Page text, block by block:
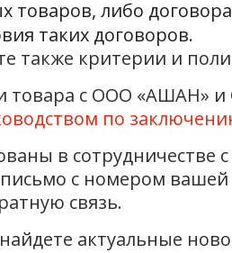
товаров, либо
таких договоров.
также критерии и
товара с ООО «АШАН»
по
в сотрудничестве
с номером
связь.
актуальные